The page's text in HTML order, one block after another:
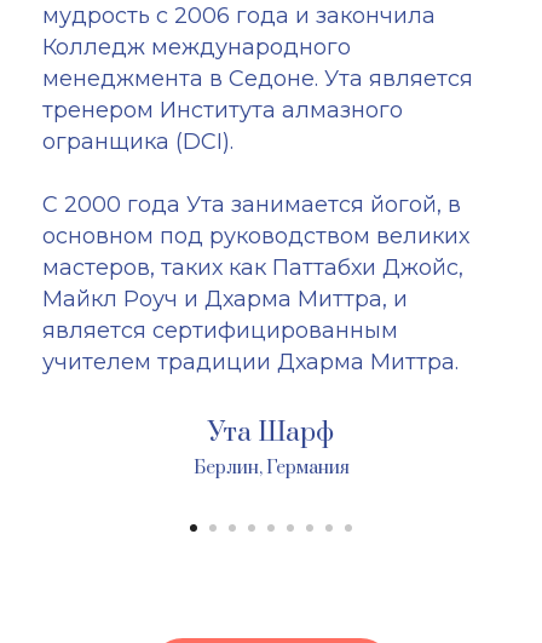
мудрость с 2006 года и закончила
Колледж международного
менеджмента в Седоне. Ута является
тренером Института алмазного
огранщика (DCI).
С 2000 года Ута занимается йогой, в
основном под руководством великих
мастеров, таких как Паттабхи Джойс,
Майкл Роуч и Дхарма Миттра, и
является сертифицированным
учителем традиции Дхарма Миттра.
Ута Шарф
Берлин, Германия